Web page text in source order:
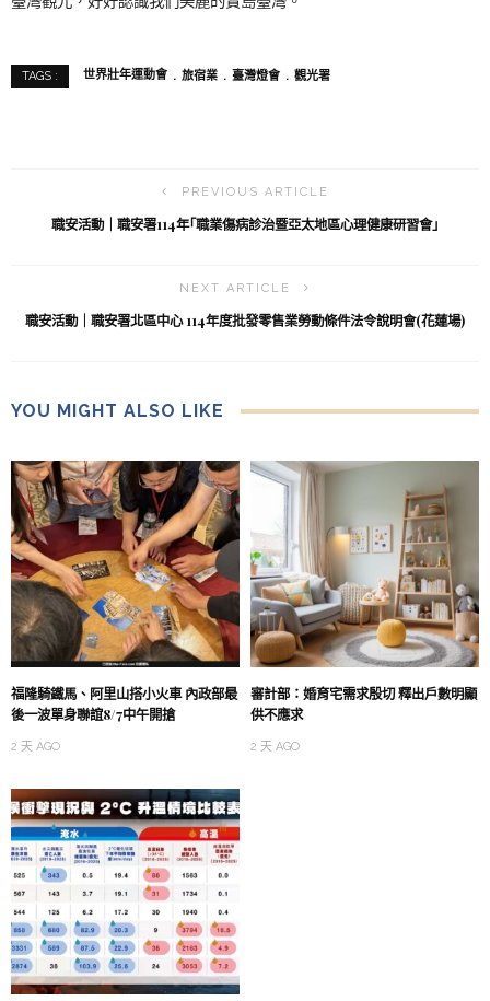
TAGS : 世界壯年運動會 旅宿業 臺灣燈會 觀光署
PREVIOUS ARTICLE
職安活動｜職安署114年｢職業傷病診治暨亞太地區心理健康研習會｣
NEXT ARTICLE
職安活動｜職安署北區中心 114年度批發零售業勞動條件法令說明會(花蓮場)
YOU MIGHT ALSO LIKE
福隆騎鐵馬、阿里山搭小火車 內政部最
後一波單身聯誼8/7中午開搶
2 天 AGO
審計部：婚育宅需求殷切 釋出戶數明顯
供不應求
2 天 AGO